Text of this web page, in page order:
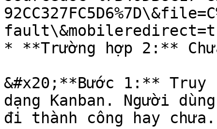
* **Trường hợp 2:**
&#x20;**Bước 1:** Truy
dạng Kanban. Người
đi thành công hay chưa.